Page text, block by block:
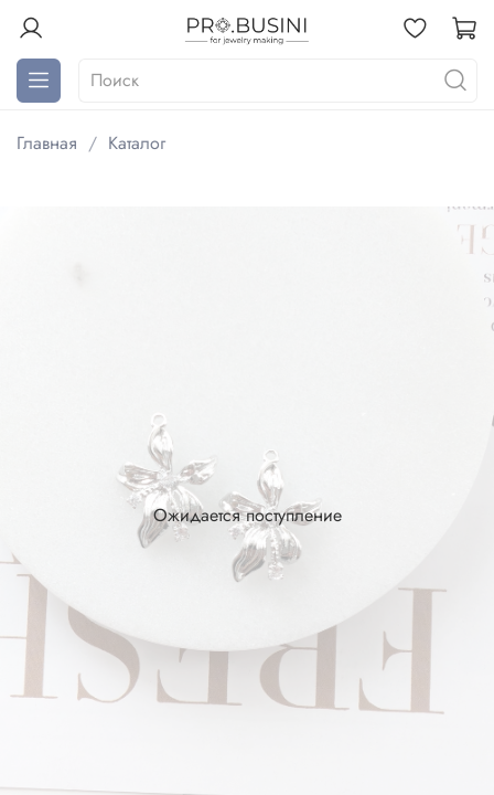
Главная Каталог
Ожидается поступление